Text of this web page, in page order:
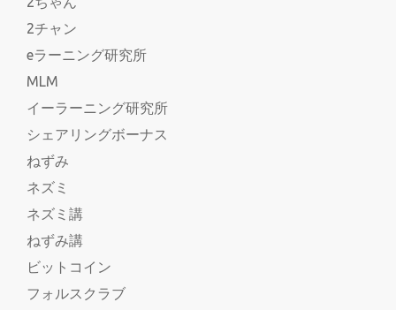
2チャン
eラーニング研究所
MLM
イーラーニング研究所
シェアリングボーナス
ねずみ
ネズミ
ネズミ講
ねずみ講
ビットコイン
フォルスクラブ